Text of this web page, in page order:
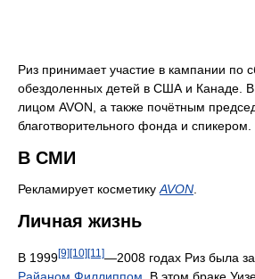
Риз принимает участие в кампании по
обездоленных детей в США и Канаде. В
лицом AVON, а также почётным
благотворительного фонда и спикером.
В СМИ
Рекламирует косметику AVON
Личная жизнь
В 1999[9][10][11]—2008 годах Риз была
Райаном Филлиппом . В этом браке